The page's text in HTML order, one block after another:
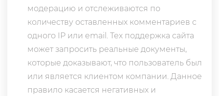
модерацию и отслеживаются по
количеству оставленных комментариев с
одного IP или email. Тех поддержка сайта
может запросить реальные документы,
которые доказывают, что пользователь был
или является клиентом компании. Данное
правило касается негативных и